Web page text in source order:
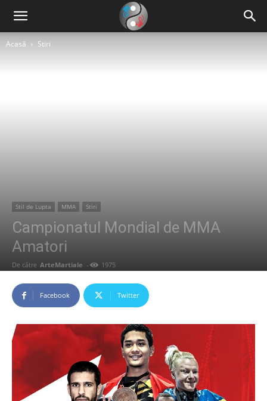
Acasă Stiri
Stil de Lupta MMA Stiri
Campionatul Mondial de MMA
Amatori
De către ArteMartiale - 1975
Facebook Twitter